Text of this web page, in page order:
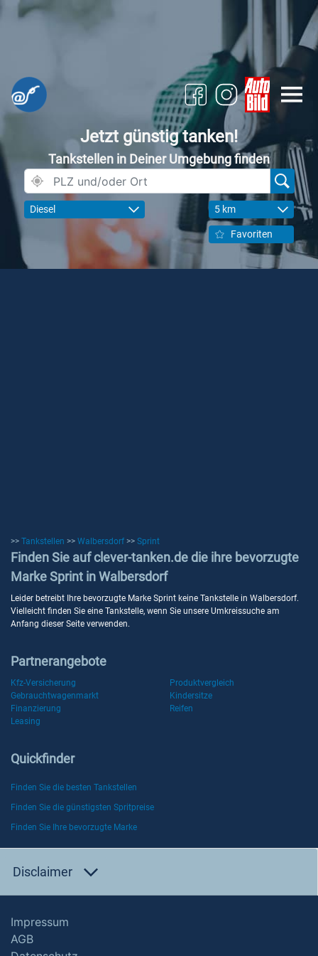
Jetzt günstig tanken!
Tankstellen in Deiner Umgebung finden
Diesel 5 km
Favoriten
>> Tankstellen >> Walbersdorf >> Sprint
Finden Sie auf clever-tanken.de die ihre bevorzugte
Marke Sprint in Walbersdorf
Leider betreibt Ihre bevorzugte Marke Sprint keine Tankstelle in Walbersdorf.
Vielleicht finden Sie eine Tankstelle, wenn Sie unsere Umkreissuche am
Anfang dieser Seite verwenden.
Partnerangebote
Kfz-Versicherung
Produktvergleich
Gebrauchtwagenmarkt
Kindersitze
Finanzierung
Reifen
Leasing
Quickfinder
Finden Sie die besten Tankstellen
Finden Sie die günstigsten Spritpreise
Finden Sie Ihre bevorzugte Marke
Disclaimer
Impressum
AGB